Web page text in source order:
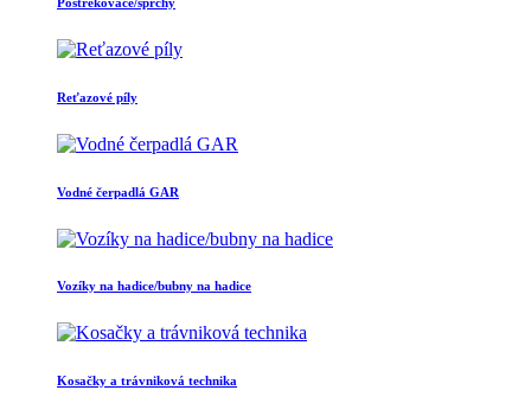
Reťazové píly
Vodné čerpadlá GAR
Vozíky na hadice/bubny na hadice
Kosačky a trávniková technika